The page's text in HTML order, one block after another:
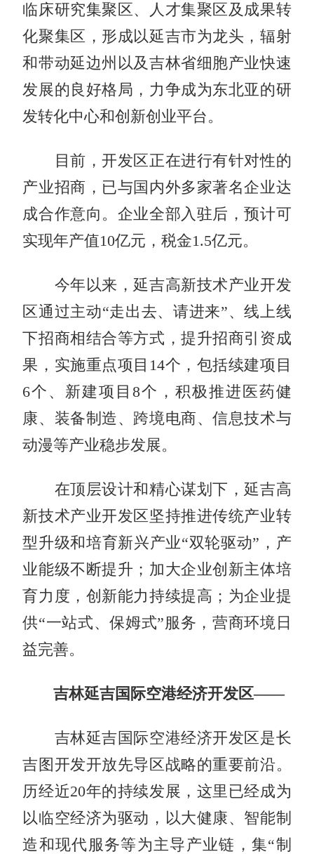
临床研究集聚区、人才集聚区及成果转
化聚集区，形成以延吉市为龙头，辐射
和带动延边州以及吉林省细胞产业快速
发展的良好格局，力争成为东北亚的研
发转化中心和创新创业平台。
目前，开发区正在进行有针对性的
产业招商，已与国内外多家著名企业达
成合作意向。企业全部入驻后，预计可
实现年产值10亿元，税金1.5亿元。
今年以来，延吉高新技术产业开发
区通过主动“走出去、请进来”、线上线
下招商相结合等方式，提升招商引资成
果，实施重点项目14个，包括续建项目
6个、新建项目8个，积极推进医药健
康、装备制造、跨境电商、信息技术与
动漫等产业稳步发展。
在顶层设计和精心谋划下，延吉高
新技术产业开发区坚持推进传统产业转
型升级和培育新兴产业“双轮驱动”，产
业能级不断提升；加大企业创新主体培
育力度，创新能力持续提高；为企业提
供“一站式、保姆式”服务，营商环境日
益完善。
吉林延吉国际空港经济开发区——
吉林延吉国际空港经济开发区是长
吉图开发开放先导区战略的重要前沿。
历经近20年的持续发展，这里已经成为
以临空经济为驱动，以大健康、智能制
造和现代服务等为主导产业链，集“制